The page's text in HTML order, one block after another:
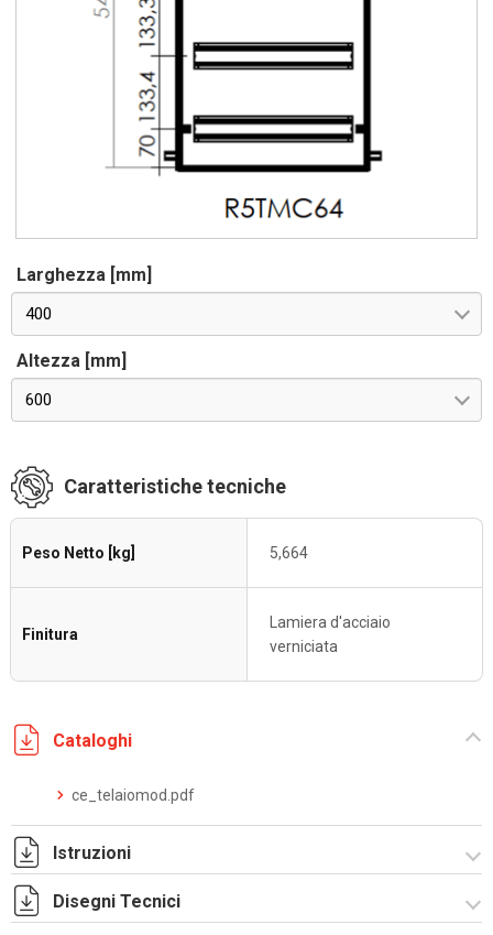
Larghezza [mm]
400
Altezza [mm]
600
Caratteristiche tecniche
Peso Netto [kg] 5,664
Finitura
Lamiera d'acciaio
verniciata
Cataloghi
ce_telaiomod.pdf
Istruzioni
Istruzioni di montaggio TM_PFC_stampa.pdf
Disegni Tecnici